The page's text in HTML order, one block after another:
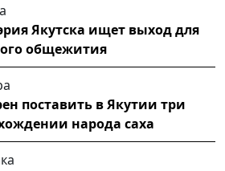
Якутска ищет выход для
общежития
поставить в Якутии три
народа саха